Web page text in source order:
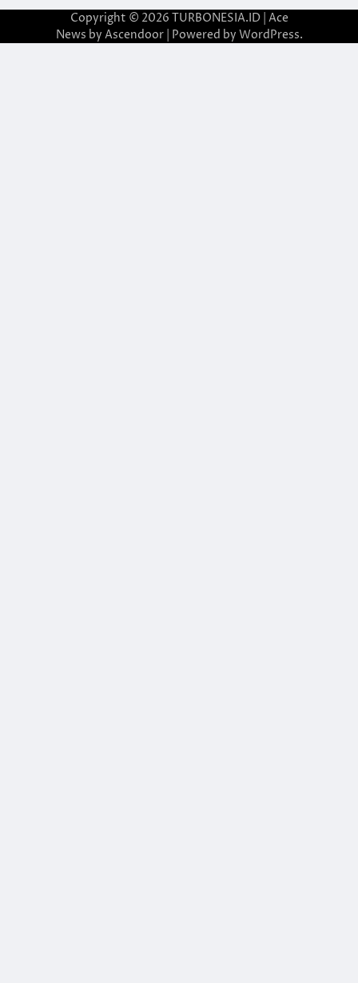
Copyright © 2026 TURBONESIA.ID| Ace
News by Ascendoor| Powered by WordPress.